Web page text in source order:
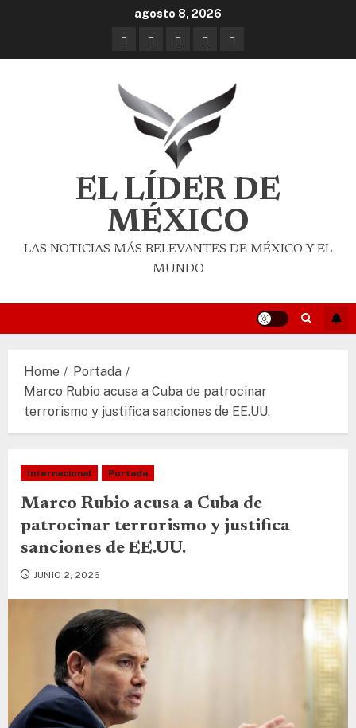
agosto 8, 2026
EL LÍDER DE
MÉXICO
LAS NOTICIAS MÁS RELEVANTES DE MÉXICO Y EL
MUNDO
Home
Portada
Marco Rubio acusa a Cuba de patrocinar
terrorismo y justifica sanciones de EE.UU.
Internacional Portada
Marco Rubio acusa a Cuba de
patrocinar terrorismo y justifica
sanciones de EE.UU.
JUNIO 2, 2026